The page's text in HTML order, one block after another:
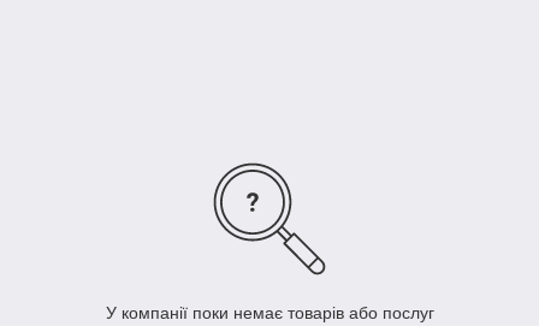
У компанії поки немає товарів або послуг